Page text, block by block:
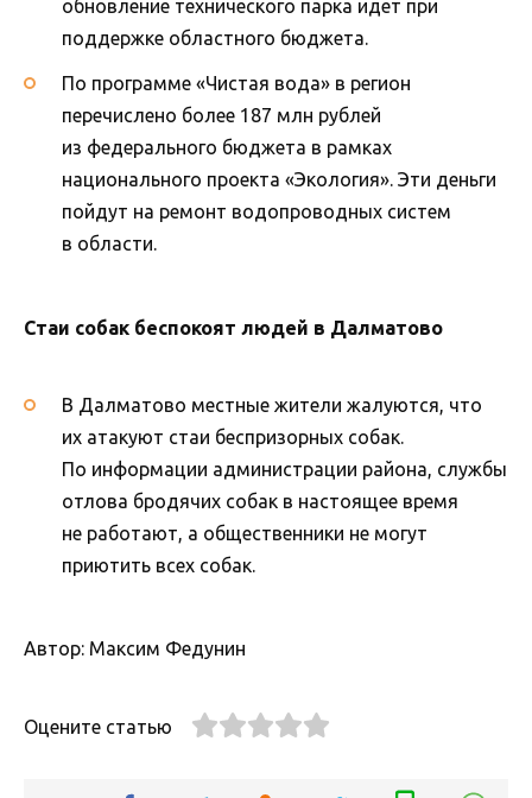
обновление технического парка идет при
поддержке областного бюджета.
По программе «Чистая вода» в регион
перечислено более 187 млн рублей
из федерального бюджета в рамках
национального проекта «Экология». Эти деньги
пойдут на ремонт водопроводных систем
в области.
Стаи собак беспокоят людей в Далматово
В Далматово местные жители жалуются, что
их атакуют стаи беспризорных собак.
По информации администрации района, службы
отлова бродячих собак в настоящее время
не работают, а общественники не могут
приютить всех собак.
Автор: Максим Федунин
Оцените статью